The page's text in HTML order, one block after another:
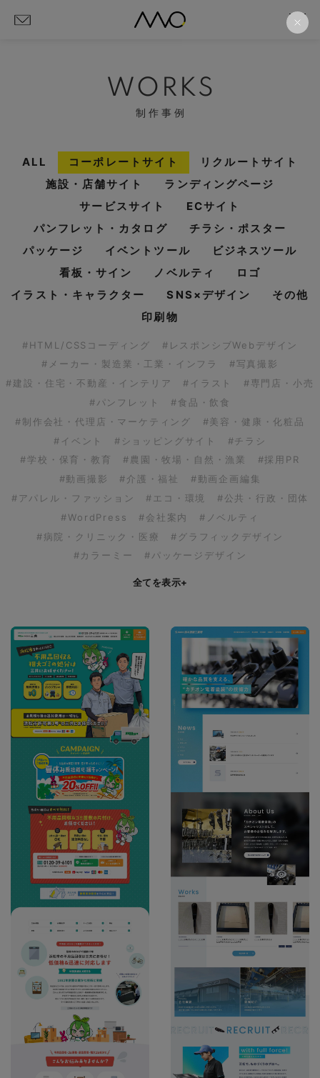
WORKS
制作事例
ALL コーポレートサイト
リクルートサイト
施設・店舗サイト
ランディングページ
サービスサイト
ECサイト
パンフレット・カタログ
チラシ・ポスター
パッケージ
イベントツール
ビジネスツール
看板・サイン
ノベルティ
ロゴ
イラスト・キャラクター
SNS×デザイン
その他
印刷物
#HTML/CSSコーディング
#レスポンシブWebデザイン
#メーカー・製造業・工業・インフラ
#写真撮影
#建設・住宅・不動産・インテリア
#イラスト
#専門店・小売
#パンフレット
#食品・飲食
#制作会社・代理店・マーケティング
#美容・健康・化粧品
#イベント
#ショッピングサイト
#チラシ
#学校・保育・教育
#農園・牧場・自然・漁業
#採用PR
#動画撮影
#介護・福祉
#動画企画編集
#アパレル・ファッション
#エコ・環境
#公共・行政・団体
#WordPress
#会社案内
#ノベルティ
#病院・クリニック・医療
#グラフィックデザイン
#カラーミー
#パッケージデザイン
全てを表示+